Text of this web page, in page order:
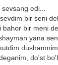
edi...
bir seni
bahor bir meni
yana
do'st